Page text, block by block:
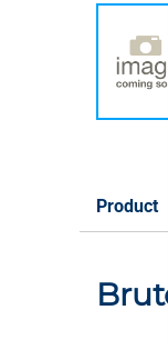
Product